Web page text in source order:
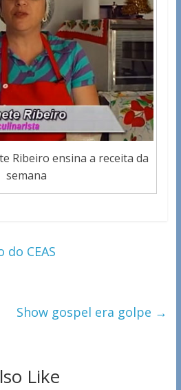
Ribeiro ensina a receita da
semana
CEAS
Show gospel era golpe →
Like